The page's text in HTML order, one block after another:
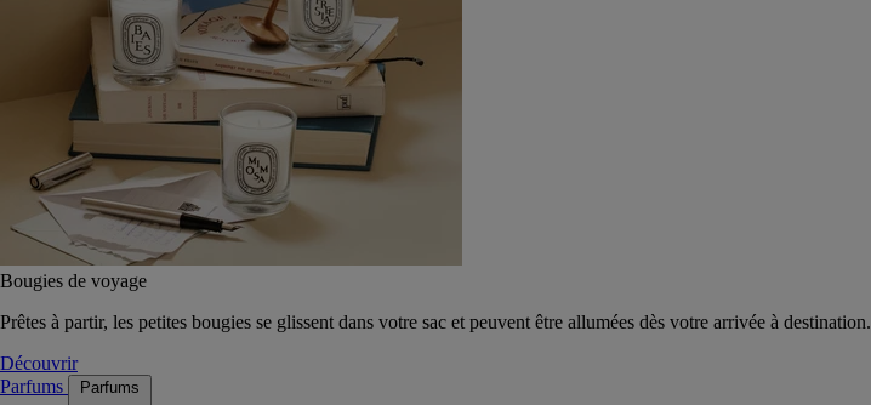
Bougies de voyage
Prêtes à partir, les petites bougies se glissent dans votre sac et peuvent être allumées dès votre arrivée à destination.
Découvrir
Parfums
Parfums